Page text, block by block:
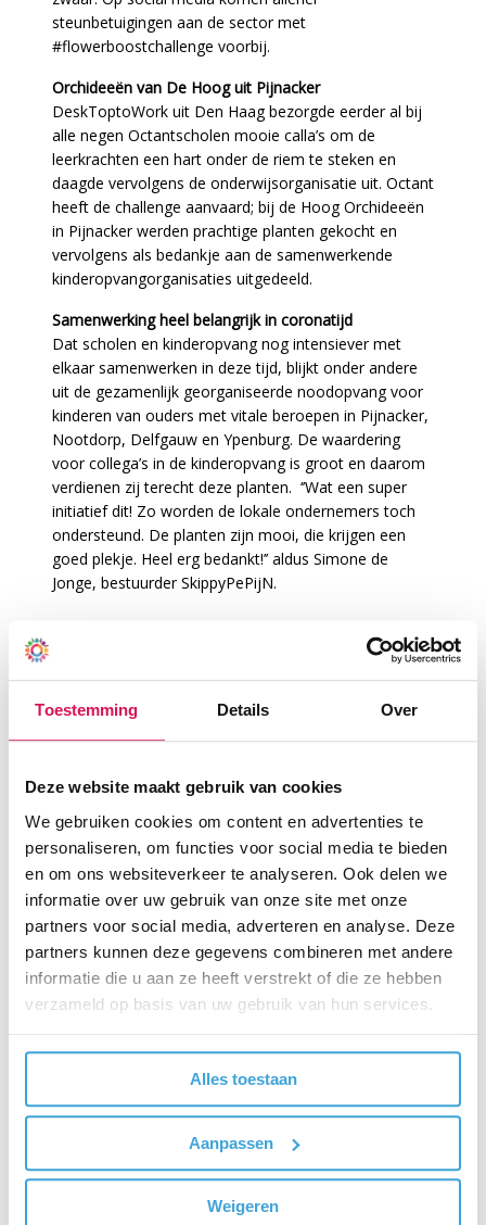
Toestemming Details Over
Deze website maakt gebruik van cookies
We gebruiken cookies om content en advertenties te
personaliseren, om functies voor social media te bieden
en om ons websiteverkeer te analyseren. Ook delen we
informatie over uw gebruik van onze site met onze
partners voor social media, adverteren en analyse. Deze
partners kunnen deze gegevens combineren met andere
informatie die u aan ze heeft verstrekt of die ze hebben
verzameld op basis van uw gebruik van hun services.
Alles toestaan
Aanpassen
Weigeren
steunbetuigingen aan de sector met
#flowerboostchallenge voorbij.
Orchideeën van De Hoog uit Pijnacker
DeskToptoWork uit Den Haag bezorgde eerder al bij
alle negen Octantscholen mooie calla’s om de
leerkrachten een hart onder de riem te steken en
daagde vervolgens de onderwijsorganisatie uit. Octant
heeft de challenge aanvaard; bij de Hoog Orchideeën
in Pijnacker werden prachtige planten gekocht en
vervolgens als bedankje aan de samenwerkende
kinderopvangorganisaties uitgedeeld.
Samenwerking heel belangrijk in coronatijd
Dat scholen en kinderopvang nog intensiever met
elkaar samenwerken in deze tijd, blijkt onder andere
uit de gezamenlijk georganiseerde noodopvang voor
kinderen van ouders met vitale beroepen in Pijnacker,
Nootdorp, Delfgauw en Ypenburg. De waardering
voor collega’s in de kinderopvang is groot en daarom
verdienen zij terecht deze planten. ‘’Wat een super
initiatief dit! Zo worden de lokale ondernemers toch
ondersteund. De planten zijn mooi, die krijgen een
goed plekje. Heel erg bedankt!’’ aldus Simone de
Jonge, bestuurder SkippyPePijN.